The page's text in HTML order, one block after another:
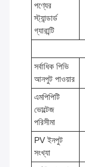
পণ্যের
স্ট্যান্ডার্ড
গ্যারান্টি
সর্বাধিক পিভি
আনপুট পাওয়ার
এমপিপিটি
ভোল্টেজ
পরিসীমা
PV ইনপুট
সংখ্যা